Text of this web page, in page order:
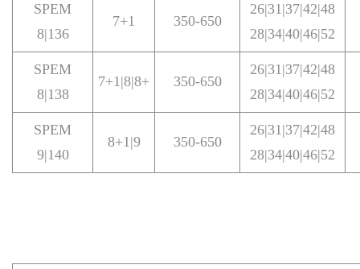
SPEM
8|136
7+1 350-650
26|31|37|42|48
28|34|40|46|52
SPEM
8|138
7+1|8|8+ 350-650
26|31|37|42|48
28|34|40|46|52
SPEM
9|140
8+1|9 350-650
26|31|37|42|48
28|34|40|46|52